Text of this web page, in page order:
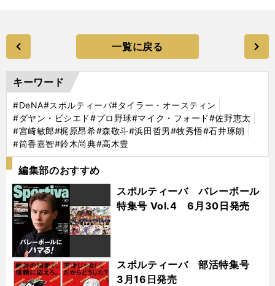
一覧に戻る
キーワード
#DeNA#スポルティーバ#タイラー・オースティン
#ダヤン・ビシエド#プロ野球#マイク・フォード#佐野恵太
#宮﨑敏郎#梶原昂希#森敬斗#浜田哲男#牧秀悟#石井琢朗
#筒香嘉智#鈴木尚典#高木豊
編集部のおすすめ
スポルティーバ バレーボール
特集号 Vol.4 6月30日発売
スポルティーバ 部活特集号
3月16日発売